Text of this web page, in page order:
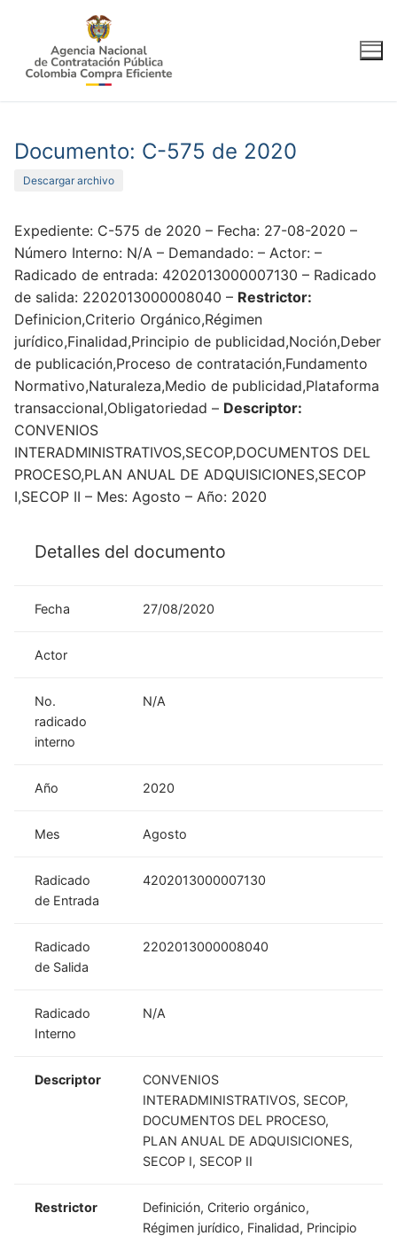
contenido
Documento: C-575 de 2020
Descargar archivo
Expediente: C-575 de 2020 – Fecha: 27-08-2020 –
Número Interno: N/A – Demandado: – Actor: –
Radicado de entrada: 4202013000007130 – Radicado
de salida: 2202013000008040 – Restrictor:
Definicion,Criterio Orgánico,Régimen
jurídico,Finalidad,Principio de publicidad,Noción,Deber
de publicación,Proceso de contratación,Fundamento
Normativo,Naturaleza,Medio de publicidad,Plataforma
transaccional,Obligatoriedad – Descriptor:
CONVENIOS
INTERADMINISTRATIVOS,SECOP,DOCUMENTOS DEL
PROCESO,PLAN ANUAL DE ADQUISICIONES,SECOP
I,SECOP II – Mes: Agosto – Año: 2020
Detalles del documento
Fecha 27/08/2020
Actor
No.
radicado
interno
N/A
Año 2020
Mes Agosto
Radicado
de Entrada
4202013000007130
Radicado
de Salida
2202013000008040
Radicado
Interno
N/A
Descriptor
CONVENIOS
INTERADMINISTRATIVOS, SECOP,
DOCUMENTOS DEL PROCESO,
PLAN ANUAL DE ADQUISICIONES,
SECOP I, SECOP II
Restrictor
Definición, Criterio orgánico,
Régimen jurídico, Finalidad, Principio